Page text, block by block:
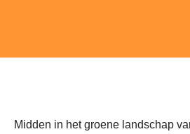
Midden in het groene landschap